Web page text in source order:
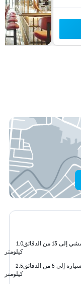
13 من الدقائق
1.0
كيلومتر
إلى 5 من الدقائق
2.5
كيلومتر